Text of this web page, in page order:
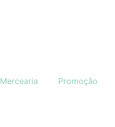
Mercearia Promoção